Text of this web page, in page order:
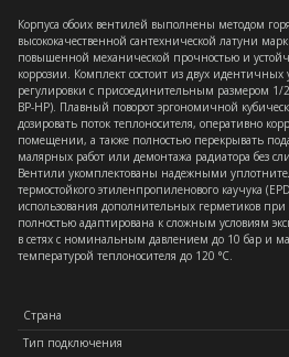
Корпуса обоих вентилей выполнены методом
высококачественной сантехнической латуни
повышенной механической прочностью и
коррозии. Комплект состоит из двух
регулировки с присоединительным размером 1/
ВР-НР). Плавный поворот эргономичной
дозировать поток теплоносителя, оперативно
помещении, а также полностью перекрывать
малярных работ или демонтажа радиатора без
Вентили укомплектованы надежными
термостойкого этиленпропиленового каучука
использования дополнительных герметиков
полностью адаптирована к сложным условиям
в сетях с номинальным давлением до 10 бар и
температурой теплоносителя до 120 °C.
Страна
Тип подключения